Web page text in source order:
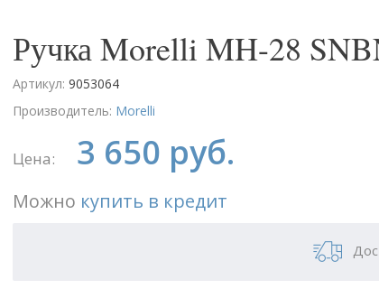
Ручка Morelli MH-28
Артикул:9053064
Производитель: Morelli
Цена: 3 650 руб.
Можно купить в кредит